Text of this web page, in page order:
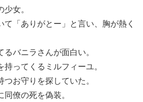
女。
て「ありがとー」と言い、胸が熱く
バニラさんが面白い。
ってくるミルフィーユ。
お守りを探していた。
僚の死を偽装。